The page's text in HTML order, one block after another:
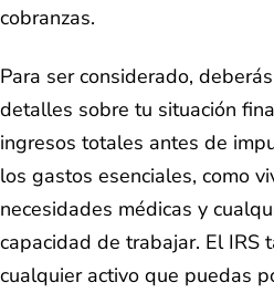
cobranzas.
Para ser considerado,
detalles sobre tu situación
ingresos totales antes de
los gastos esenciales, como
necesidades médicas y
capacidad de trabajar. El IRS
cualquier activo que puedas